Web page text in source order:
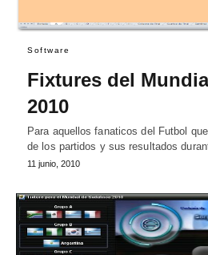
Software
Fixtures del
2010
Para aquellos fanaticos del Futbol
de los partidos y sus resultados
11 junio, 2010